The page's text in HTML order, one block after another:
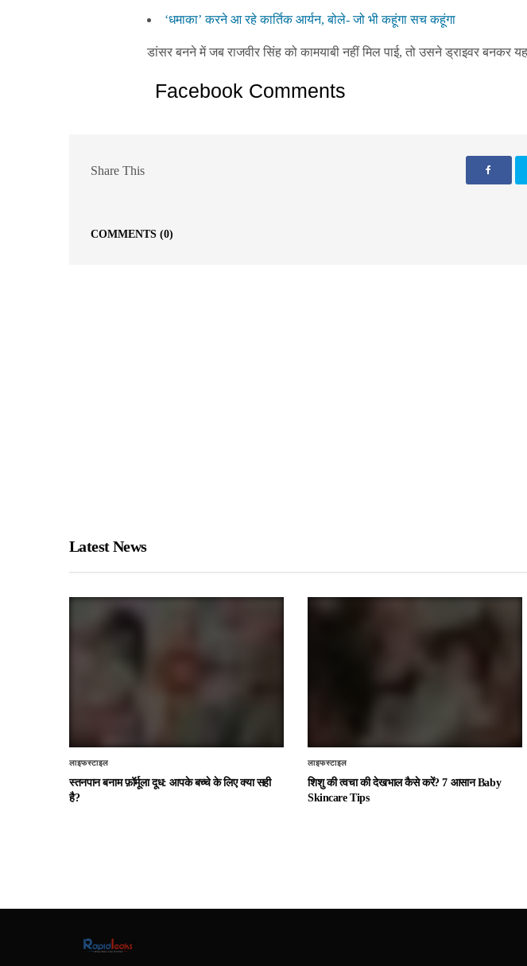
‘धमाका’ करने आ रहे कार्तिक आर्यन, बोले- जो भी कहूंगा सच कहूंगा
डांसर बनने में जब राजवीर सिंह को कामयाबी नहीं मिल पाई, तो उसने ड्राइवर बनकर
Facebook Comments
Share This
COMMENTS (0)
Latest News
लाइफस्टाइल
स्तनपान बनाम फ़ॉर्मूला दूध: आपके बच्चे के लिए क्या सही
है?
लाइफस्टाइल
शिशु की त्वचा की देखभाल कैसे करें? 7 आसान Baby
Skincare Tips